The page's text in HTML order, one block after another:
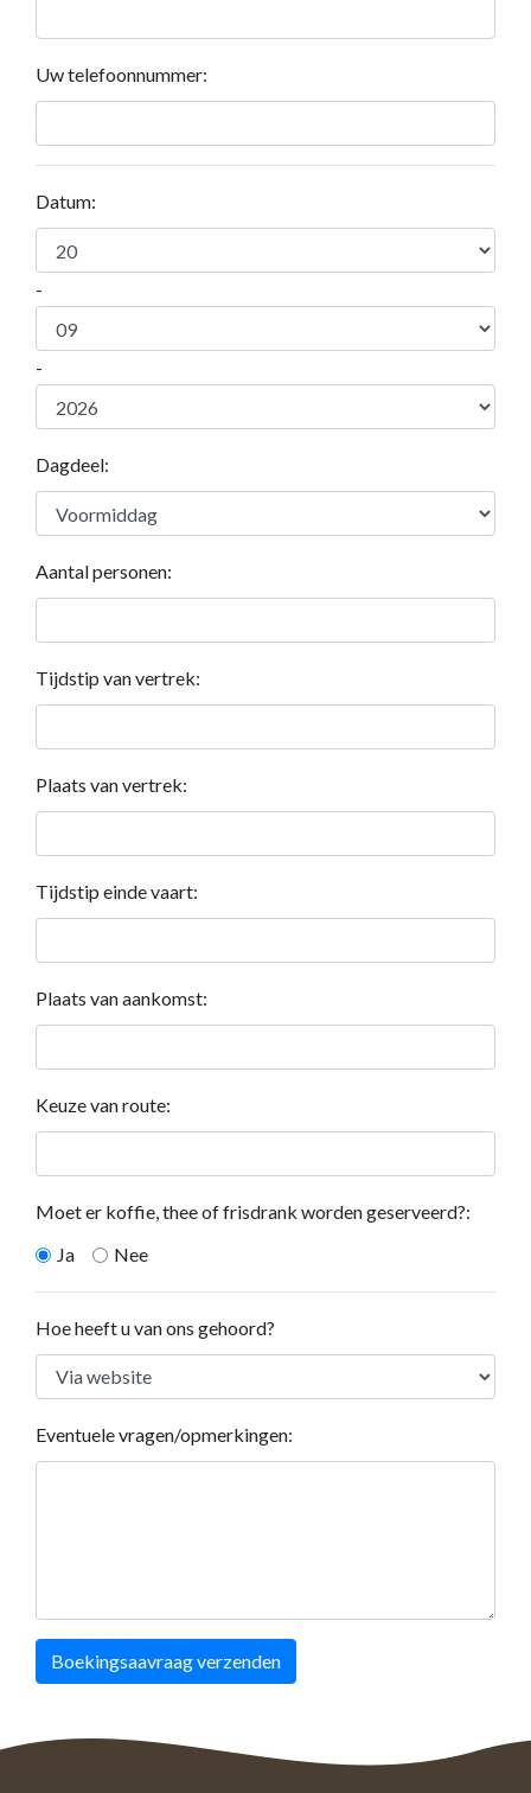
Uw telefoonnummer:
Datum:
-
-
Dagdeel:
Aantal personen:
Tijdstip van vertrek:
Plaats van vertrek:
Tijdstip einde vaart:
Plaats van aankomst:
Keuze van route:
Moet er koffie, thee of frisdrank worden geserveerd?:
Ja
Nee
Hoe heeft u van ons gehoord?
Eventuele vragen/opmerkingen:
Boekingsaavraag verzenden